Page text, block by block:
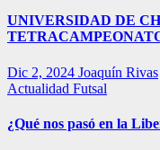
UNIVERSIDAD DE
Dic 2, 2024 Joaquín Rivas
Actualidad Futsal
¿Qué nos pasó en la